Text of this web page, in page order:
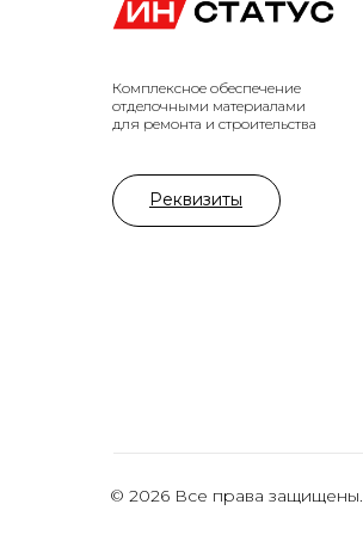
© 2026 Все права защищены.
Комплексное обеспечение
отделочными материалами
для ремонта и строительства
Реквизиты